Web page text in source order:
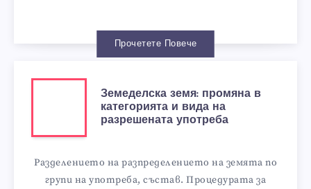
Прочетете Повече
Земеделска земя: промяна в
категорията и вида на
разрешената употреба
Разделението на разпределението на земята по
групи на употреба, състав. Процедурата за